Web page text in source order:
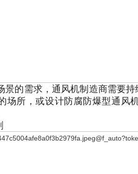
景的需求，通风机制造商需要
场所，或设计防腐防爆型通风